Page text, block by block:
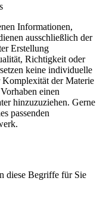
Informationen,
ausschließlich der
Erstellung
Richtigkeit oder
keine individuelle
Komplexität der Materie
einen
hinzuzuziehen. Gerne
passenden
diese Begriffe für Sie